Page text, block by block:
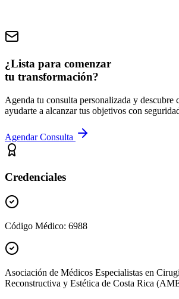
¿Lista para comenzar
tu transformación?
Agenda tu consulta personalizada y descubre
ayudarte a alcanzar tus objetivos con
Agendar Consulta
Credenciales
Código Médico: 6988
Asociación de Médicos Especialistas en
Reconstructiva y Estética de Costa Rica